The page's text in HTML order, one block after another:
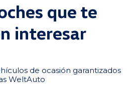
que te
interesar
de ocasión garantizados
WeltAuto